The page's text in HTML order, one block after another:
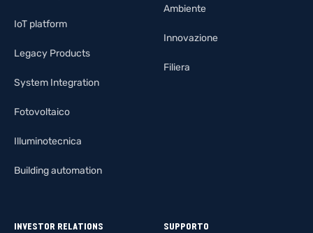
IoT platform
Legacy Products
System Integration
Fotovoltaico
Illuminotecnica
Building automation
Ambiente
Innovazione
Filiera
INVESTOR RELATIONS SUPPORTO